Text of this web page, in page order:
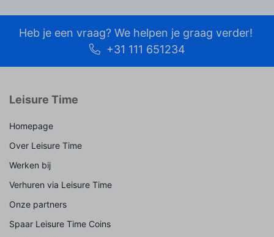
Heb je een vraag? We helpen je graag verder!
+31 111 651234
Leisure Time
Homepage
Over Leisure Time
Werken bij
Verhuren via Leisure Time
Onze partners
Spaar Leisure Time Coins